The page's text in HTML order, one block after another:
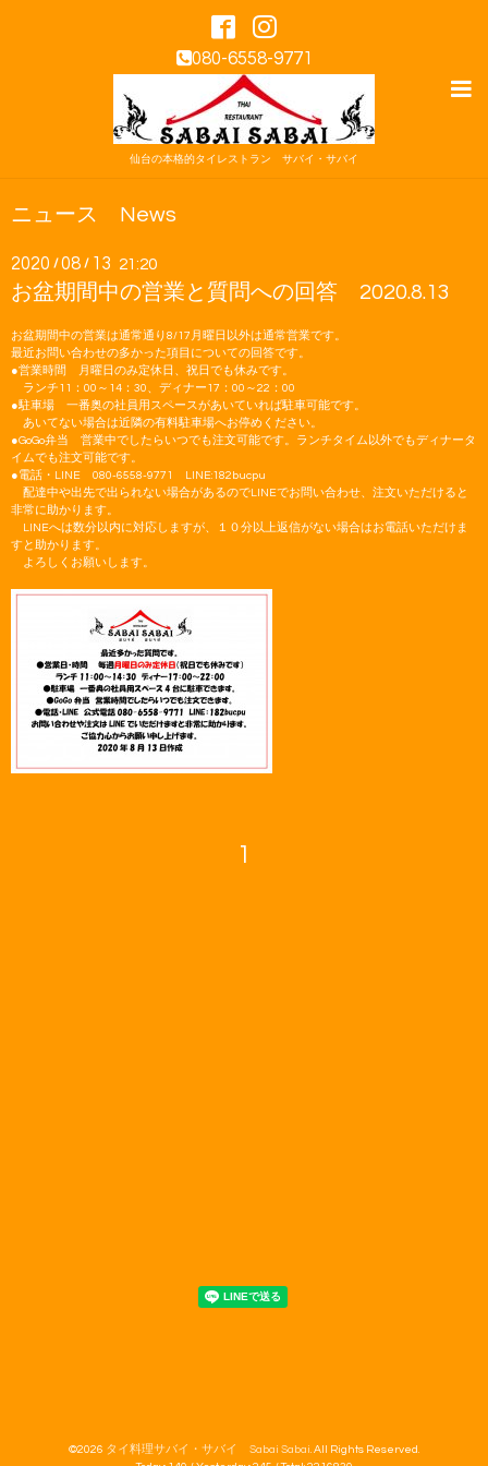
080-6558-9771
仙台の本格的タイレストラン サバイ・サバイ
ニュース News
2020 /08 / 13 21:20
お盆期間中の営業と質問への回答 2020.8.13
お盆期間中の営業は通常通り8/17月曜日以外は通常営業です。
最近お問い合わせの多かった項目についての回答です。
●営業時間 月曜日のみ定休日、祝日でも休みです。
ランチ11：00～14：30、ディナー17：00～22：00
●駐車場 一番奥の社員用スペースがあいていれば駐車可能です。
あいてない場合は近隣の有料駐車場へお停めください。
●GoGo弁当 営業中でしたらいつでも注文可能です。ランチタイム以外でもディナータ
イムでも注文可能です。
●電話・LINE 080-6558-9771 LINE:182bucpu
配達中や出先で出られない場合があるのでLINEでお問い合わせ、注文いただけると
非常に助かります。
LINEへは数分以内に対応しますが、１０分以上返信がない場合はお電話いただけま
すと助かります。
よろしくお願いします。
1
©2026 タイ料理サバイ・サバイ Sabai Sabai . All Rights Reserved.